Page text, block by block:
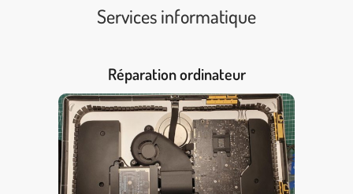
Services informatique
Réparation ordinateur